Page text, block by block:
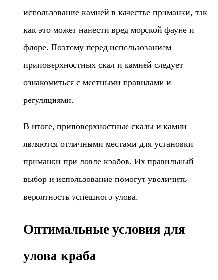
использование камней в качестве приманки, так
как это может нанести вред морской фауне и
флоре. Поэтому перед использованием
приповерхностных скал и камней следует
ознакомиться с местными правилами и
регуляциями.
В итоге, приповерхностные скалы и камни
являются отличными местами для установки
приманки при ловле крабов. Их правильный
выбор и использование помогут увеличить
вероятность успешного улова.
Оптимальные условия для
улова краба